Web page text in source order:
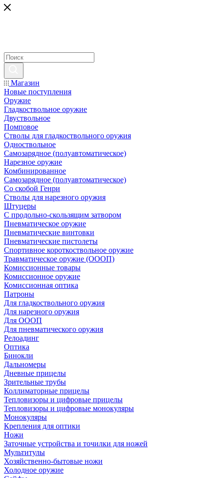
Магазин
Новые поступления
Оружие
Гладкоствольное оружие
Двуствольное
Помповое
Стволы для гладкоствольного оружия
Одноствольное
Самозарядное (полуавтоматическое)
Нарезное оружие
Комбинированное
Самозарядное (полуавтоматическое)
Со скобой Генри
Стволы для нарезного оружия
Штуцеры
С продольно-скользящим затвором
Пневматическое оружие
Пневматические винтовки
Пневматические пистолеты
Спортивное короткоствольное оружие
Травматическое оружие (ОООП)
Комиссионные товары
Комиссионное оружие
Комиссионная оптика
Патроны
Для гладкоствольного оружия
Для нарезного оружия
Для ОООП
Для пневматического оружия
Релоадинг
Оптика
Бинокли
Дальномеры
Дневные прицелы
Зрительные трубы
Коллиматорные прицелы
Тепловизоры и цифровые прицелы
Тепловизоры и цифровые монокуляры
Монокуляры
Крепления для оптики
Ножи
Заточные устройства и точилки для ножей
Мультитулы
Хозяйственно-бытовые ножи
Холодное оружие